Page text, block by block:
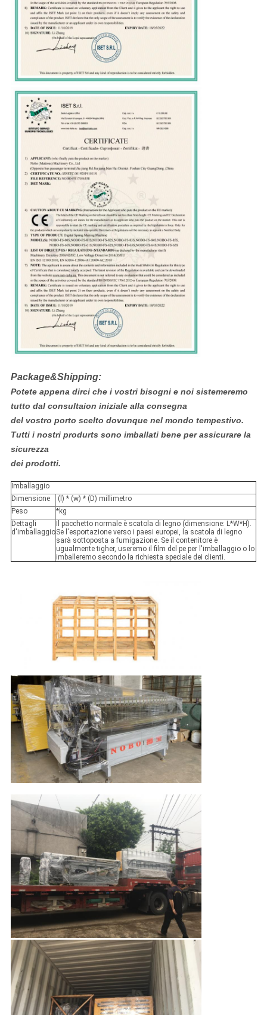
Package&Shipping:
Potete appena dirci che i vostri bisogni e noi sistemeremo
tutto dal consultaion iniziale alla consegna
del vostro porto scelto dovunque nel mondo tempestivo.
Tutti i nostri produrts sono imballati bene per assicurare la
sicurezza
dei prodotti.
Imballaggio
Dimensione
(l) * (w) * (D) millimetro
Peso
*kg
Dettagli
d'imballaggio
Il pacchetto normale è scatola di legno (dimensione: L*W*H).
Se l'esportazione verso i paesi europei, la scatola di legno
sarà sottoposta a fumigazione. Se il contenitore è
ugualmente tigher, useremo il film del pe per l'imballaggio o lo
imballeremo secondo la richiesta speciale dei clienti.